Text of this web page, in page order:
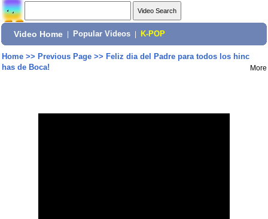
Video Home Popular Videos K-POP
Home>> Previous Page>> Feliz dia del Padre para todos los hinc
has de Boca!
More